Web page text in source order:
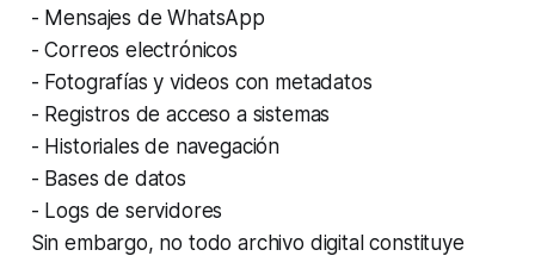
- Mensajes de WhatsApp
- Correos electrónicos
- Fotografías y videos con metadatos
- Registros de acceso a sistemas
- Historiales de navegación
- Bases de datos
- Logs de servidores
Sin embargo, no todo archivo digital constituye